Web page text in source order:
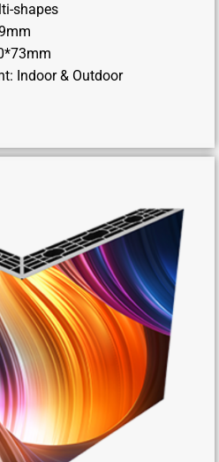
shapes
Indoor & Outdoor